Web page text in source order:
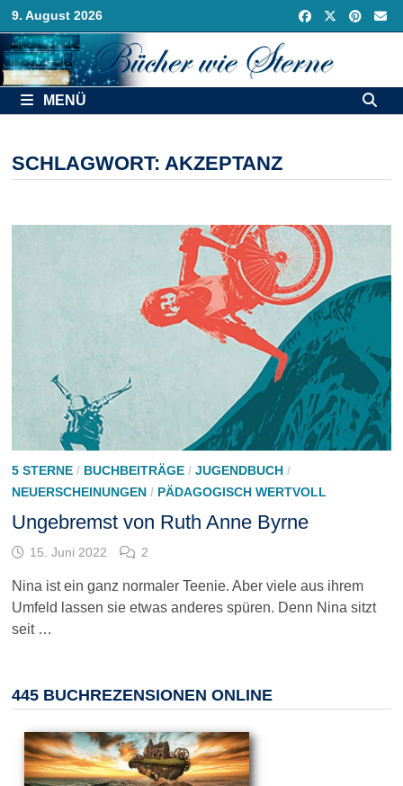
Zurück
zum
Inhalt
9. August 2026
MENÜ
SCHLAGWORT: AKZEPTANZ
5 STERNE/ BUCHBEITRÄGE/ JUGENDBUCH/
NEUERSCHEINUNGEN/ PÄDAGOGISCH WERTVOLL
Ungebremst von Ruth Anne Byrne
15. Juni 2022 2
Nina ist ein ganz normaler Teenie. Aber viele aus ihrem
Umfeld lassen sie etwas anderes spüren. Denn Nina sitzt
seit …
445 BUCHREZENSIONEN ONLINE